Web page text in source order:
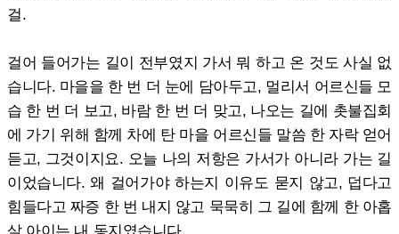
걸.
걸어 들어가는 길이 전부였지 가서 뭐 하고 온 것도 사실 없
습니다. 마을을 한 번 더 눈에 담아두고, 멀리서 어르신들 모
습 한 번 더 보고, 바람 한 번 더 맞고, 나오는 길에 촛불집회
에 가기 위해 함께 차에 탄 마을 어르신들 말씀 한 자락 얻어
듣고, 그것이지요. 오늘 나의 저항은 가서가 아니라 가는 길
이었습니다. 왜 걸어가야 하는지 이유도 묻지 않고, 덥다고
힘들다고 짜증 한 번 내지 않고 묵묵히 그 길에 함께 한 아홉
살 아이는 내 동지였습니다.